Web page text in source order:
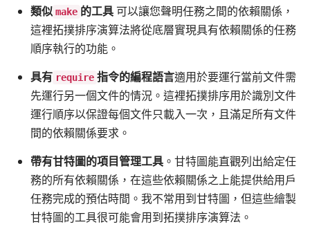
類似 make 的工具可以讓您聲明任務之間的依賴關係，
這裡拓撲排序演算法將從底層實現具有依賴關係的任務
順序執行的功能。
具有 require 指令的編程語言適用於要運行當前文件需
先運行另一個文件的情況。這裡拓撲排序用於識別文件
運行順序以保證每個文件只載入一次，且滿足所有文件
間的依賴關係要求。
帶有甘特圖的項目管理工具。甘特圖能直觀列出給定任
務的所有依賴關係，在這些依賴關係之上能提供給用戶
任務完成的預估時間。我不常用到甘特圖，但這些繪製
甘特圖的工具很可能會用到拓撲排序演算法。